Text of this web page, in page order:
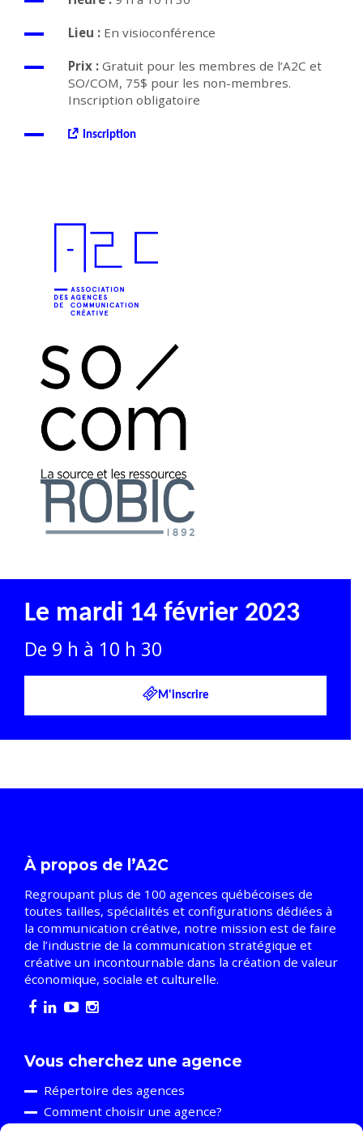
Lieu : En visioconférence
Prix : Gratuit pour les membres de l’A2C et
SO/COM, 75$ pour les non-membres.
Inscription obligatoire
Inscription
Le mardi 14 février 2023
De 9 h à 10 h 30
M'inscrire
À propos de l’A2C
Regroupant plus de 100 agences québécoises de
toutes tailles, spécialités et configurations dédiées à
la communication créative, notre mission est de faire
de l’industrie de la communication stratégique et
créative un incontournable dans la création de valeur
économique, sociale et culturelle.
Vous cherchez une agence
Répertoire des agences
Comment choisir une agence?